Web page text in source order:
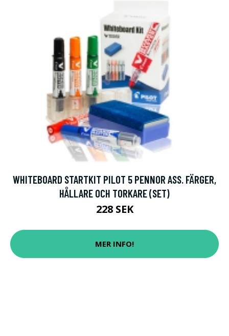
WHITEBOARD STARTKIT PILOT 5 PENNOR ASS. FÄRGER,
HÅLLARE OCH TORKARE (SET)
228 SEK
MER INFO!